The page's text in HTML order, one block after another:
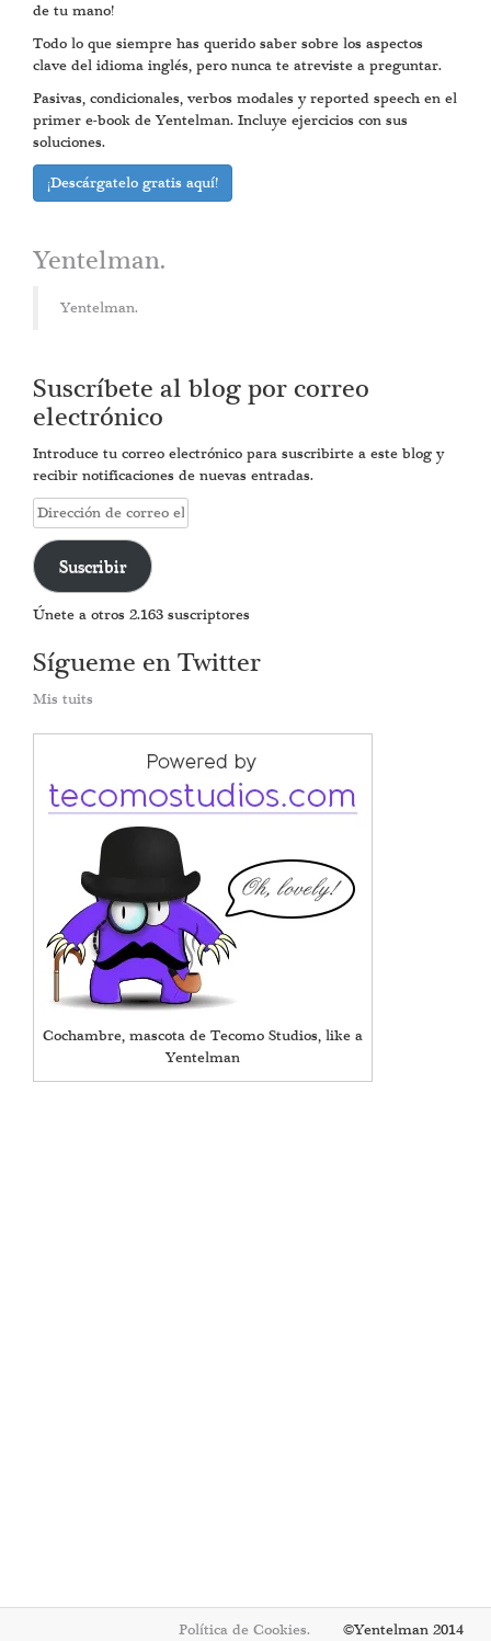
de tu mano!
Todo lo que siempre has querido saber sobre los aspectos
clave del idioma inglés, pero nunca te atreviste a preguntar.
Pasivas, condicionales, verbos modales y reported speech en el
primer e-book de Yentelman. Incluye ejercicios con sus
soluciones.
¡Descárgatelo gratis aquí!
Yentelman.
Yentelman.
Suscríbete al blog por correo
electrónico
Introduce tu correo electrónico para suscribirte a este blog y
recibir notificaciones de nuevas entradas.
Dirección
de
correo
electrónico
Suscribir
Únete a otros 2.163 suscriptores
Sígueme en Twitter
Mis tuits
Cochambre, mascota de Tecomo Studios, like a
Yentelman
©Yentelman 2014
Política de Cookies.